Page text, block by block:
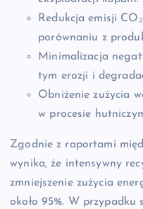
Redukcja emisji
porównaniu z
Minimalizacja
tym erozji i
Obniżenie zużycia
w procesie
Zgodnie z raportami
wynika, że intensywny
zmniejszenie zużycia
około 95%. W przypadku